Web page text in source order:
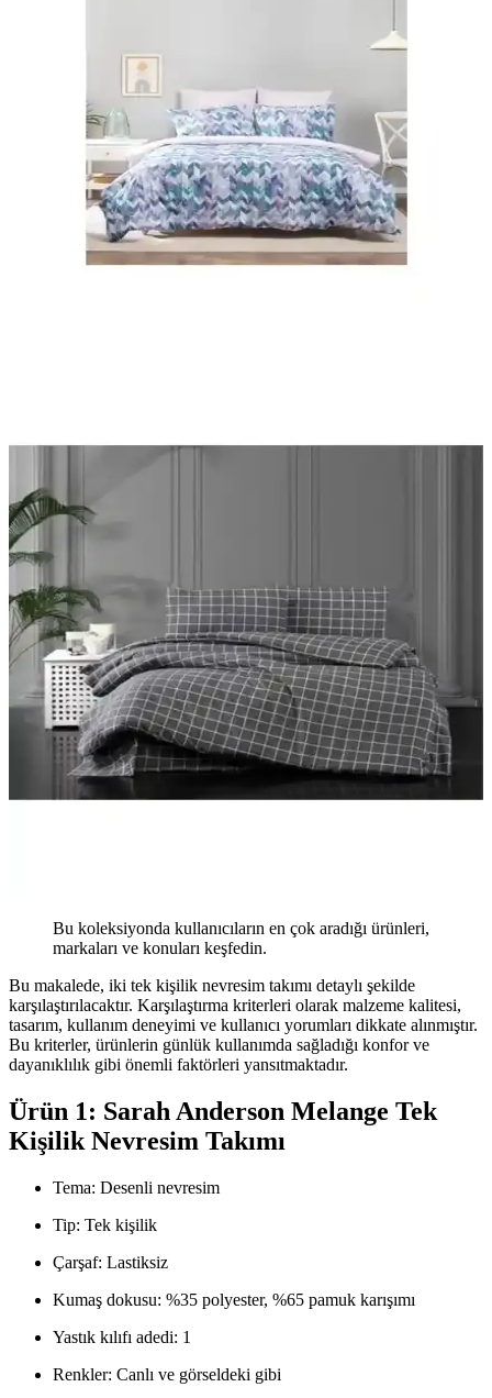
Bu koleksiyonda kullanıcıların en çok aradığı ürünleri,
markaları ve konuları keşfedin.
Bu makalede, iki tek kişilik nevresim takımı detaylı şekilde
karşılaştırılacaktır. Karşılaştırma kriterleri olarak malzeme kalitesi,
tasarım, kullanım deneyimi ve kullanıcı yorumları dikkate alınmıştır.
Bu kriterler, ürünlerin günlük kullanımda sağladığı konfor ve
dayanıklılık gibi önemli faktörleri yansıtmaktadır.
Ürün 1: Sarah Anderson Melange Tek
Kişilik Nevresim Takımı
Tema: Desenli nevresim
Tip: Tek kişilik
Çarşaf: Lastiksiz
Kumaş dokusu: %35 polyester, %65 pamuk karışımı
Yastık kılıfı adedi: 1
Renkler: Canlı ve görseldeki gibi